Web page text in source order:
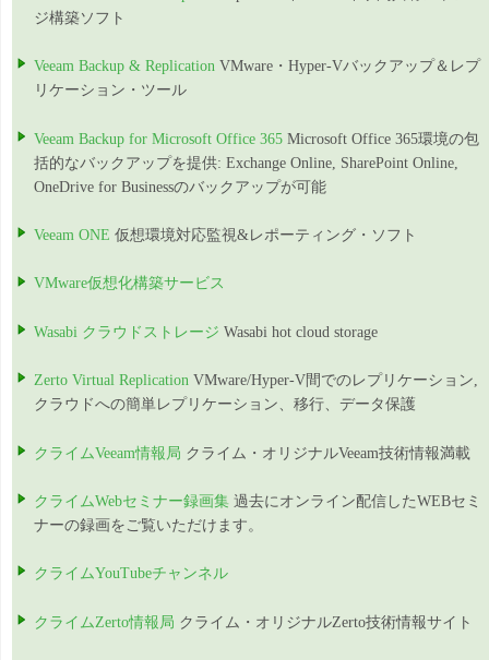
ジ構築ソフト
Veeam Backup & Replication VMware・Hyper-Vバックアップ＆レプ
リケーション・ツール
Veeam Backup for Microsoft Office 365 Microsoft Office 365環境の包
括的なバックアップを提供: Exchange Online, SharePoint Online,
OneDrive for Businessのバックアップが可能
Veeam ONE 仮想環境対応監視&レポーティング・ソフト
VMware仮想化構築サービス
Wasabi クラウドストレージ Wasabi hot cloud storage
Zerto Virtual Replication VMware/Hyper-V間でのレプリケーション,
クラウドへの簡単レプリケーション、移行、データ保護
クライムVeeam情報局 クライム・オリジナルVeeam技術情報満載
クライムWebセミナー録画集 過去にオンライン配信したWEBセミ
ナーの録画をご覧いただけます。
クライムYouTubeチャンネル
クライムZerto情報局 クライム・オリジナルZerto技術情報サイト